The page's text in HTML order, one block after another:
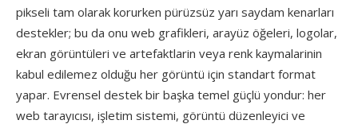
pikseli tam olarak korurken pürüzsüz yarı saydam kenarları
destekler; bu da onu web grafikleri, arayüz öğeleri, logolar,
ekran görüntüleri ve artefaktlarin veya renk kaymalarinin
kabul edilemez olduğu her görüntü için standart format
yapar. Evrensel destek bir başka temel güçlü yondur: her
web tarayıcısı, işletim sistemi, görüntü düzenleyici ve